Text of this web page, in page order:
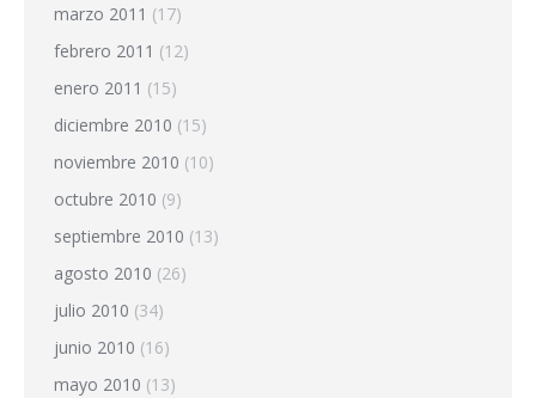
marzo 2011 (17)
febrero 2011 (12)
enero 2011 (15)
diciembre 2010 (15)
noviembre 2010 (10)
octubre 2010 (9)
septiembre 2010 (13)
agosto 2010 (26)
julio 2010 (34)
junio 2010 (16)
mayo 2010 (13)